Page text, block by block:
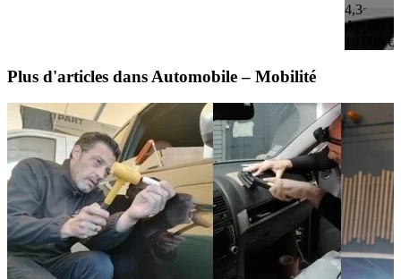
4,3
Apport
10 000 €
Plus d'articles dans Automobile – Mobilité